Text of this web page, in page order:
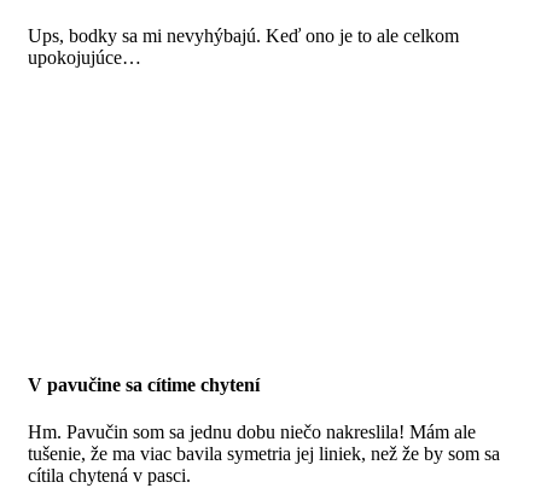
Ups, bodky sa mi nevyhýbajú. Keď ono je to ale celkom
upokojujúce…
V pavučine sa cítime chytení
Hm. Pavučin som sa jednu dobu niečo nakreslila! Mám ale
tušenie, že ma viac bavila symetria jej liniek, než že by som sa
cítila chytená v pasci.